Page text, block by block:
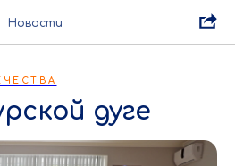
Новости
дуге